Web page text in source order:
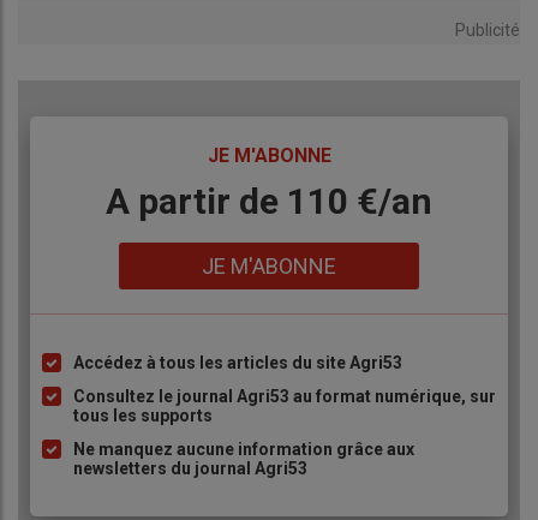
Publicité
JE M'ABONNE
BodyA partir de 110 €/an
JE M'ABONNE
Liste
à
puce
Accédez à tous les articles du site Agri53
Consultez le journal Agri53 au format numérique, sur
tous les supports
Ne manquez aucune information grâce aux
newsletters du journal Agri53